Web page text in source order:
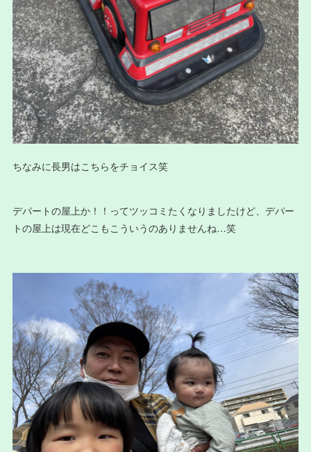
ちなみに長男はこちらをチョイス笑
デパートの屋上か！！ってツッコミたくなりましたけど、デパー
トの屋上は現在どこもこういうのありませんね…笑